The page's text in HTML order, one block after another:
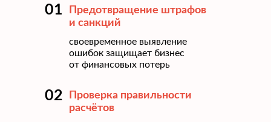
своевременное выявление
ошибок защищает бизнес
от финансовых потерь
Предотвращение штрафов
и санкций
01
Проверка правильности
расчётов
02